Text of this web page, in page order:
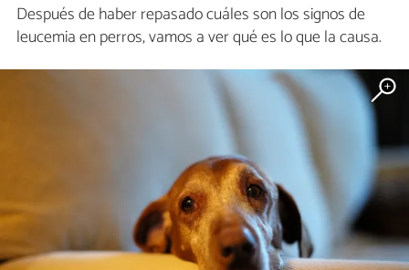
Después de haber repasado cuáles son los signos de
leucemia en perros, vamos a ver qué es lo que la causa.